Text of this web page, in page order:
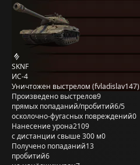
SKNF
ИС-4
Уничтожен выстрелом (fvladislav147)
Произведено выстрелов9
прямых попаданий/пробитий6/5
осколочно-фугасных повреждений0
Нанесение урона2109
с дистанции свыше 300 м0
Получено попаданий13
пробитий6